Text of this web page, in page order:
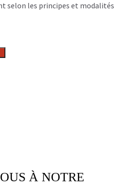
selon les principes et modalités
À NOTRE